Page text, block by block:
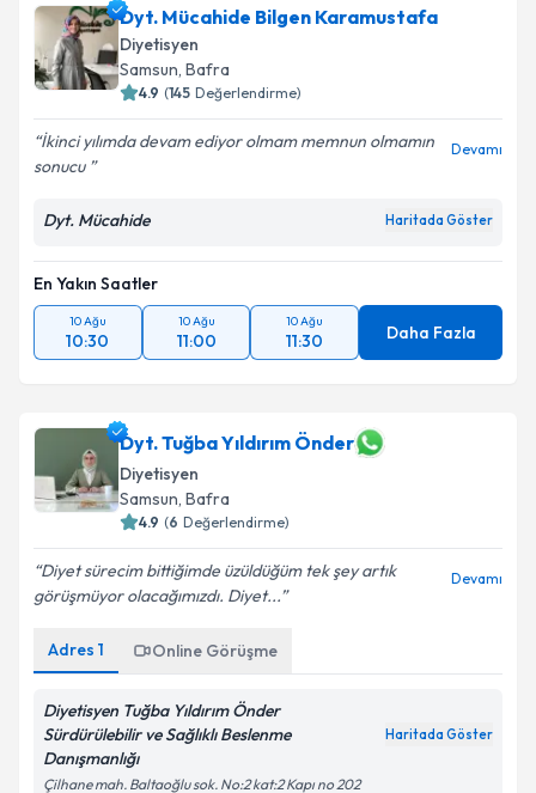
Dyt. Mücahide Bilgen Karamustafa
Diyetisyen
Samsun, Bafra
4.9 (145 Değerlendirme)
İkinci yılımda devam ediyor olmam memnun olmamın
sonucu
Devamı
Dyt. Mücahide Haritada Göster
En Yakın Saatler
10 Ağu
10:30
10 Ağu
11:00
10 Ağu
11:30 Daha Fazla
Dyt. Tuğba Yıldırım Önder
Diyetisyen
Samsun, Bafra
4.9 (6 Değerlendirme)
Diyet sürecim bittiğimde üzüldüğüm tek şey artık
görüşmüyor olacağımızdı. Diyet...
Devamı
Adres 1 Online Görüşme
Diyetisyen Tuğba Yıldırım Önder
Sürdürülebilir ve Sağlıklı Beslenme
Danışmanlığı
Haritada Göster
Çilhane mah. Baltaoğlu sok. No:2 kat:2 Kapı no 202